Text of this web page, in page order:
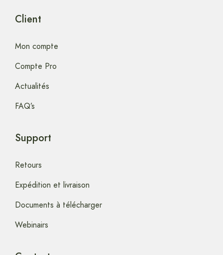
Client
Mon compte
Compte Pro
Actualités
FAQ’s
Support
Retours
Expédition et livraison
Documents à télécharger
Webinairs